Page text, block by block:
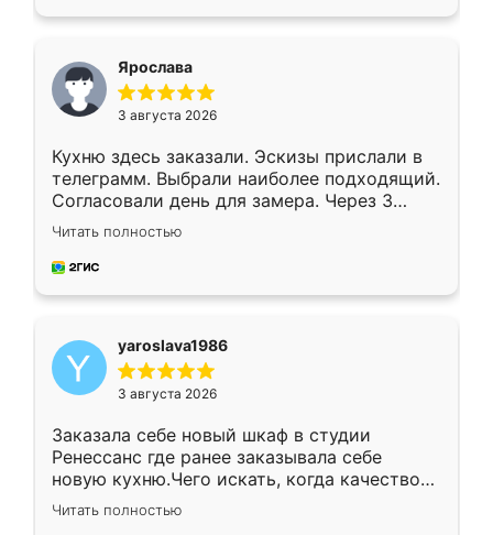
Ярослава
3 августа 2026
Кухню здесь заказали. Эскизы прислали в
телеграмм. Выбрали наиболее подходящий.
Согласовали день для замера. Через 3
недели кухня была уже готова. Остались
довольны работой. Спасибо Ренессанс
мебель за качественную работу!
Читать полностью
yaroslava1986
3 августа 2026
Заказала себе новый шкаф в студии
Ренессанс где ранее заказывала себе
новую кухню.Чего искать, когда качеством
вполне довольна. Служит кухня уже почти
два года, нареканий нет.
Читать полностью